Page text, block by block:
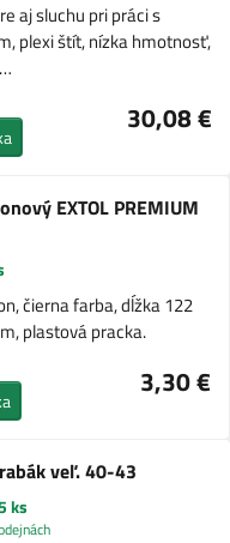
aj sluchu pri práci s
plexi štít, nízka hmotnosť,
30,08 €
EXTOL PREMIUM
čierna farba, dĺžka 122
plastová pracka.
3,30 €
veľ. 40-43
ks